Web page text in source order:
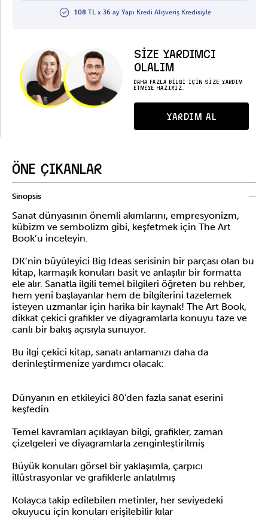
108 TL x 36 ay Yapı Kredi Alışveriş Kredisiyle
SİZE YARDIMCI
OLALIM
DAHA FAZLA BİLGİ İÇİN SİZE YARDIM
ETMEYE HAZIRIZ.
YARDIM AL
ÖNE ÇIKANLAR
Sinopsis
Sanat dünyasının önemli akımlarını, empresyonizm,
kübizm ve sembolizm gibi, keşfetmek için The Art
Book’u inceleyin.
DK’nin büyüleyici Big Ideas serisinin bir parçası olan bu
kitap, karmaşık konuları basit ve anlaşılır bir formatta
ele alır. Sanatla ilgili temel bilgileri öğreten bu rehber,
hem yeni başlayanlar hem de bilgilerini tazelemek
isteyen uzmanlar için harika bir kaynak! The Art Book,
dikkat çekici grafikler ve diyagramlarla konuyu taze ve
canlı bir bakış açısıyla sunuyor.
Bu ilgi çekici kitap, sanatı anlamanızı daha da
derinleştirmenize yardımcı olacak:
Dünyanın en etkileyici 80'den fazla sanat eserini
keşfedin
Temel kavramları açıklayan bilgi, grafikler, zaman
çizelgeleri ve diyagramlarla zenginleştirilmiş
Büyük konuları görsel bir yaklaşımla, çarpıcı
illüstrasyonlar ve grafiklerle anlatılmış
Kolayca takip edilebilen metinler, her seviyedeki
okuyucu için konuları erişilebilir kılar